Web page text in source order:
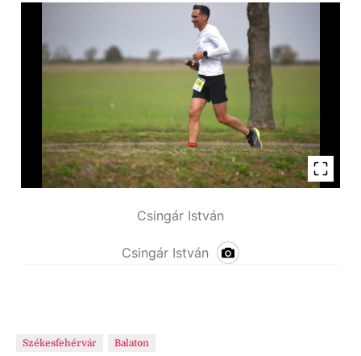
Csingár István
Csingár István
Székesfehérvár Balaton